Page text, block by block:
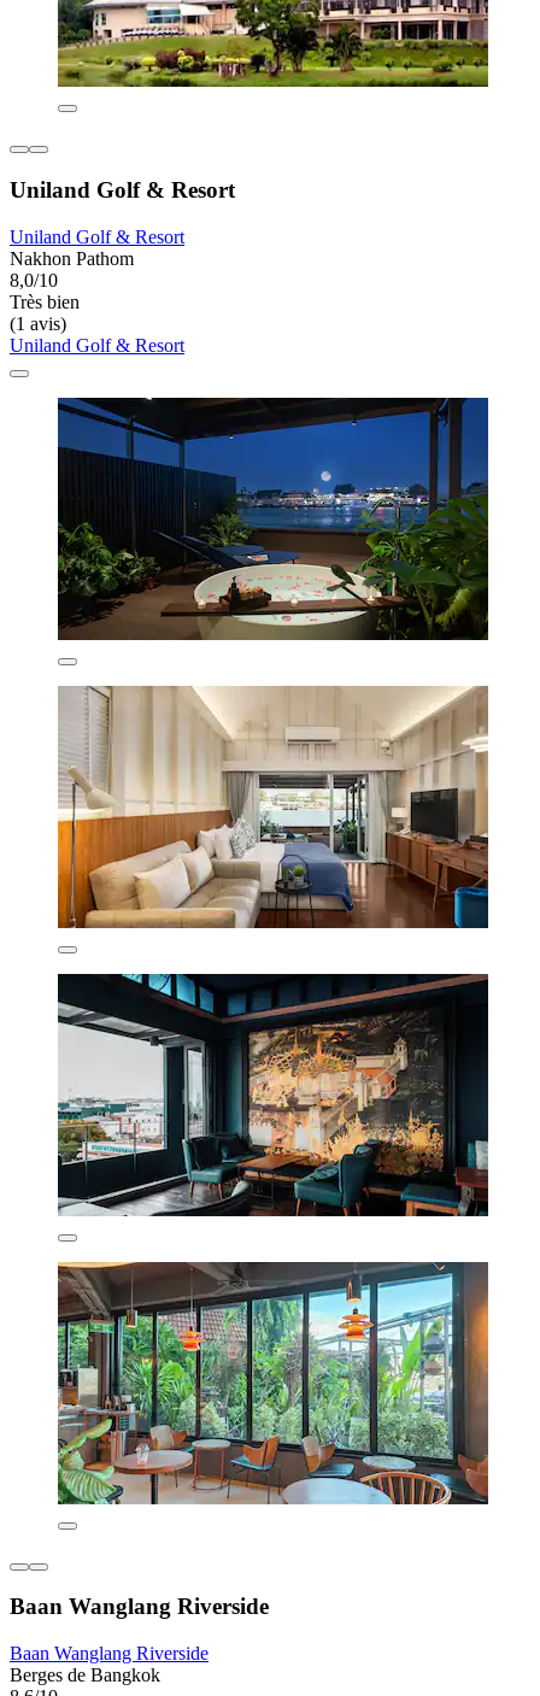
Uniland Golf & Resort
Uniland Golf & Resort
Nakhon Pathom
8,0/10
Très bien
(1 avis)
Uniland Golf & Resort
Baan Wanglang Riverside
Baan Wanglang Riverside
Berges de Bangkok